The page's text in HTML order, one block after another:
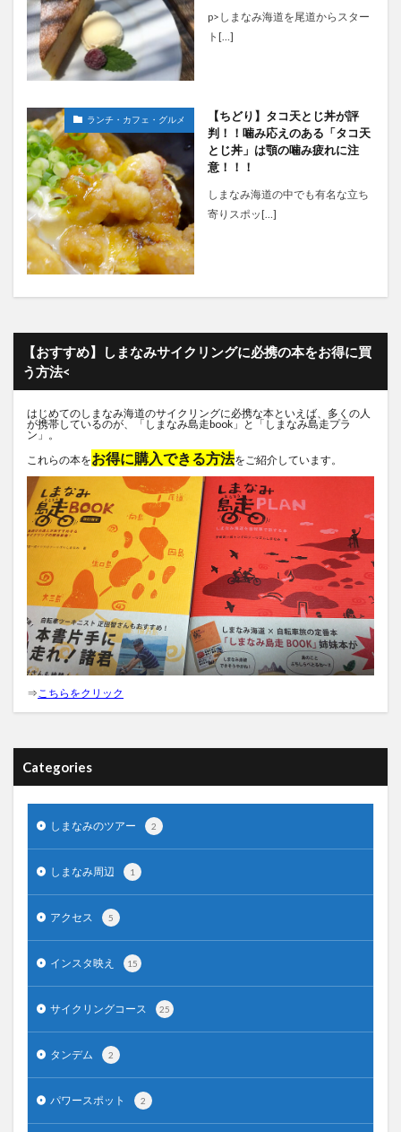
p>しまなみ海道を尾道からスター
ト[…]
ランチ・カフェ・グルメ
【ちどり】タコ天とじ丼が評
判！！噛み応えのある「タコ天
とじ丼」は顎の噛み疲れに注
意！！！
しまなみ海道の中でも有名な立ち
寄りスポッ[…]
【おすすめ】しまなみサイクリングに必携の本をお得に買
う方法<
はじめてのしまなみ海道のサイクリングに必携な本といえば、多くの人
が携帯しているのが、「しまなみ島走book」と「しまなみ島走プラ
ン」。
これらの本をお得に購入できる方法をご紹介しています。
⇒ こちらをクリック
Categories
しまなみのツアー 2
しまなみ周辺 1
アクセス 5
インスタ映え 15
サイクリングコース 25
タンデム 2
パワースポット 2